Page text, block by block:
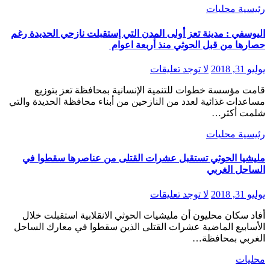
رئيسية محليات
اليوسفي : مدينة تعز أولى المدن التي إستقبلت نازحي الحديدة رغم
حصارها من قبل الحوثي منذ أربعة اعوام
يوليو 31, 2018 لا توجد تعليقات
قامت مؤسسة خطوات للتنمية الإنسانية بمحافظة تعز بتوزيع
مساعدات غذائية لعدد من النازحين من أبناء محافظة الحديدة والتي
شلمت أكثر…
رئيسية محليات
مليشيا الحوثي تستقبل عشرات القتلى من عناصرها سقطوا في
الساحل الغربي
يوليو 31, 2018 لا توجد تعليقات
الأسابيع الماضية عشرات القتلى الذين سقطوا في معارك الساحل
الغربي بمحافظة…
محليات